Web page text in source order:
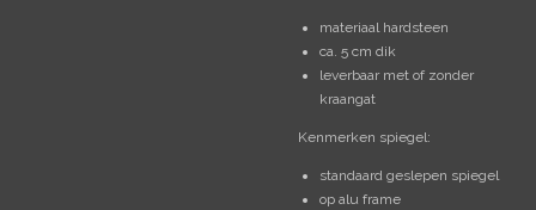
materiaal hardsteen
ca. 5 cm dik
leverbaar met of zonder
kraangat
Kenmerken spiegel:
standaard geslepen spiegel
op alu frame